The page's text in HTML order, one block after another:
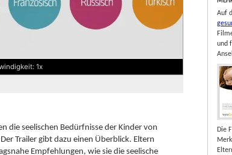
1x
die seelischen Bedürfnisse der Kinder von
Trailer gibt dazu einen Überblick. Eltern
Empfehlungen, wie sie die seelische
Auf
und
Die